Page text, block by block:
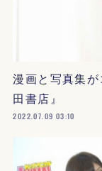
漫画と写真集
田書店』
2022.07.09 03:10